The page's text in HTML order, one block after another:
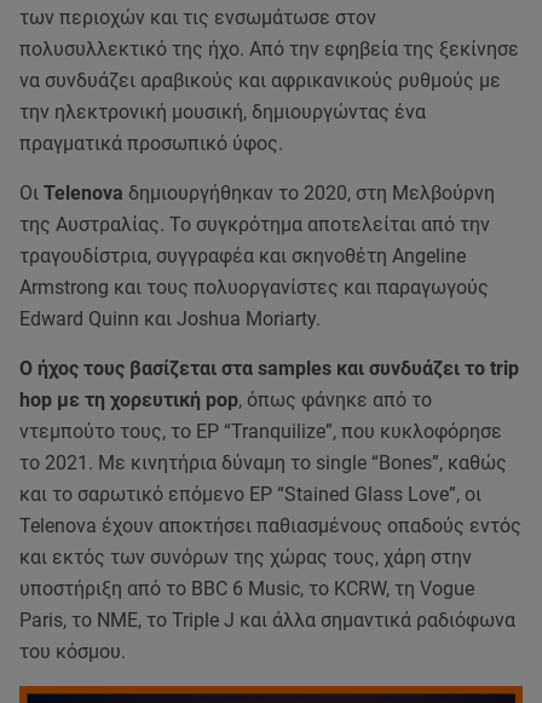
των περιοχών και τις ενσωμάτωσε στον
πολυσυλλεκτικό της ήχο. Από την εφηβεία της ξεκίνησε
να συνδυάζει αραβικούς και αφρικανικούς ρυθμούς με
την ηλεκτρονική μουσική, δημιουργώντας ένα
πραγματικά προσωπικό ύφος.
Οι Telenova δημιουργήθηκαν το 2020, στη Μελβούρνη
της Αυστραλίας. Το συγκρότημα αποτελείται από την
τραγουδίστρια, συγγραφέα και σκηνοθέτη Angeline
Armstrong και τους πολυοργανίστες και παραγωγούς
Edward Quinn και Joshua Moriarty.
Ο ήχος τους βασίζεται στα samples και συνδυάζει το trip
hop με τη χορευτική pop, όπως φάνηκε από το
ντεμπούτο τους, το EP “Tranquilize”, που κυκλοφόρησε
το 2021. Με κινητήρια δύναμη το single “Bones”, καθώς
και το σαρωτικό επόμενο EP “Stained Glass Love”, οι
Telenova έχουν αποκτήσει παθιασμένους οπαδούς εντός
και εκτός των συνόρων της χώρας τους, χάρη στην
υποστήριξη από το BBC 6 Music, το KCRW, τη Vogue
Paris, το NME, το Triple J και άλλα σημαντικά ραδιόφωνα
του κόσμου.